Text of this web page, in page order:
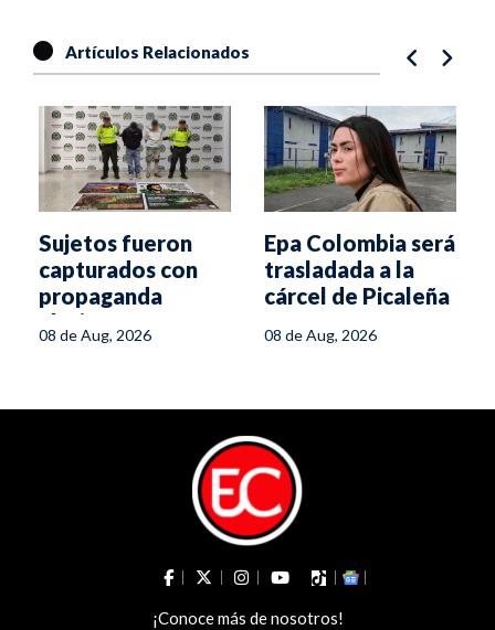
Artículos Relacionados
Sujetos fueron
capturados con
propaganda
alusiva a
disidencias en
08 de Aug, 2026
Epa Colombia será
trasladada a la
cárcel de Picaleña
08 de Aug, 2026
¡Conoce más de nosotros!